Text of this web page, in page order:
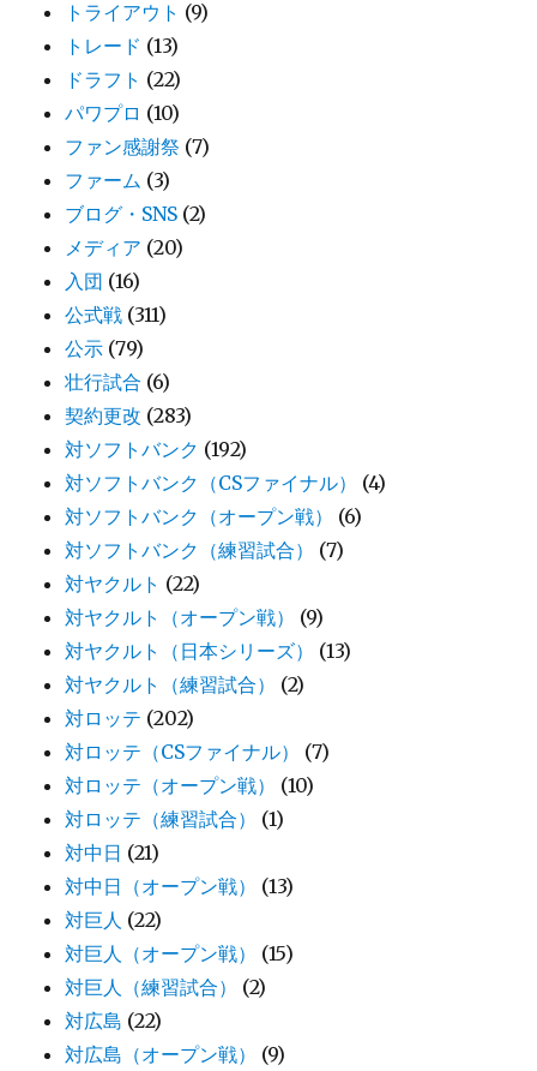
トライアウト (9)
トレード (13)
ドラフト (22)
パワプロ (10)
ファン感謝祭 (7)
ファーム (3)
ブログ・SNS (2)
メディア (20)
入団 (16)
公式戦 (311)
公示 (79)
壮行試合 (6)
契約更改 (283)
対ソフトバンク (192)
対ソフトバンク（CSファイナル）
(4)
対ソフトバンク（オープン戦）
(6)
対ソフトバンク（練習試合）
(7)
対ヤクルト (22)
対ヤクルト（オープン戦）
(9)
対ヤクルト（日本シリーズ）
(13)
対ヤクルト（練習試合）
(2)
対ロッテ (202)
対ロッテ（CSファイナル）
(7)
対ロッテ（オープン戦）
(10)
対ロッテ（練習試合）
(1)
対中日 (21)
対中日（オープン戦）
(13)
対巨人 (22)
対巨人（オープン戦）
(15)
対巨人（練習試合）
(2)
対広島 (22)
対広島（オープン戦）
(9)